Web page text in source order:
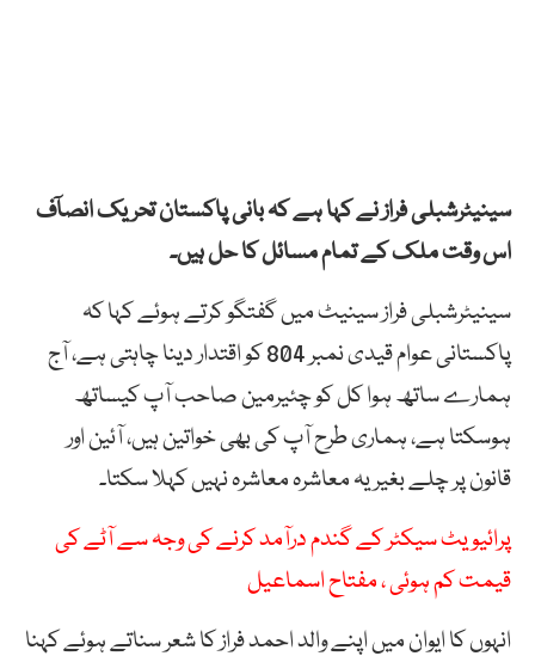
سینیٹرشبلی فراز نے کہا ہے کہ بانی پاکستان تحریک انصآف
اس وقت ملک کے تمام مسائل کا حل ہیں۔
سینیٹرشبلی فراز سینیٹ میں گفتگو کرتے ہوئے کہا کہ
پاکستانی عوام قیدی نمبر 804 کو اقتدار دینا چاہتی ہے، آج
ہمارے ساتھ ہوا کل کو چئیرمین صاحب آپ کیساتھ
ہوسکتا ہے، ہماری طرح آپ کی بھی خواتین ہیں، آئین اور
قانون پر چلے بغیر یہ معاشرہ معاشرہ نہیں کہلا سکتا۔
پرائیویٹ سیکٹر کے گندم درآمد کرنے کی وجہ سے آٹے کی
قیمت کم ہوئی ، مفتاح اسماعیل
انہوں کا ایوان میں اپنے والد احمد فراز کا شعر سناتے ہوئے کہنا